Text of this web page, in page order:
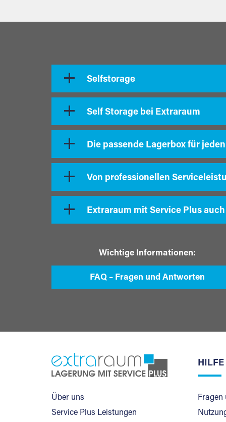
Selfstorage
Self Storage bei Extraraum
Die passende Lagerbox für
Von professionellen
Extraraum mit Service Plus
Wichtige Informationen:
FAQ – Fragen und Antworten
Über uns
Service Plus Leistungen
HILFE